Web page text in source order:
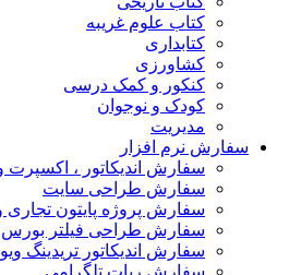
کتاب علوم غریبه
کتابداری
کشاورزی
کنکور و کمک‌ درسی
کودک و نوجوان
مدیریت
سفارش نرم افزار
سفارش اندیکاتور ، اکسپرت
سفارش طراحی سایت
سفارش پروژه پایتون تجاری
سفارش طراحی فیلتر بورس
سفارش اندیکاتور تریدینگ ویو
سفارش ربات تلگرامی